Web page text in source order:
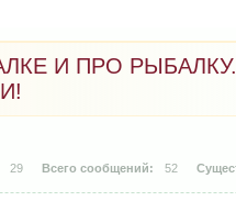
И ПРО РЫБАЛКУ.
29 52